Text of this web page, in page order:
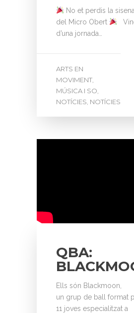
No et perdis la
del Micro Obert
d’una jornada…
ARTS EN
MOVIMENT,
MÚSICA I SO,
NOTÍCIES, NOTÍCIES
QBA:
Ells són Blackmoon,
un grup de ball format
11 joves especialitzat a